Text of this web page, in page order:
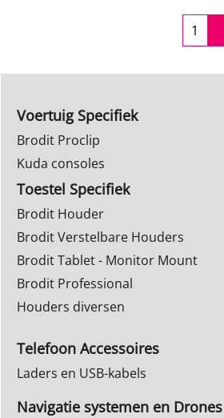
Voertuig Specifiek
Brodit Proclip
Kuda consoles
Toestel Specifiek
Brodit Houder
Brodit Verstelbare Houders
Brodit Tablet - Monitor Mount
Brodit Professional
Houders diversen
Telefoon Accessoires
Laders en USB-kabels
Navigatie systemen en Drones